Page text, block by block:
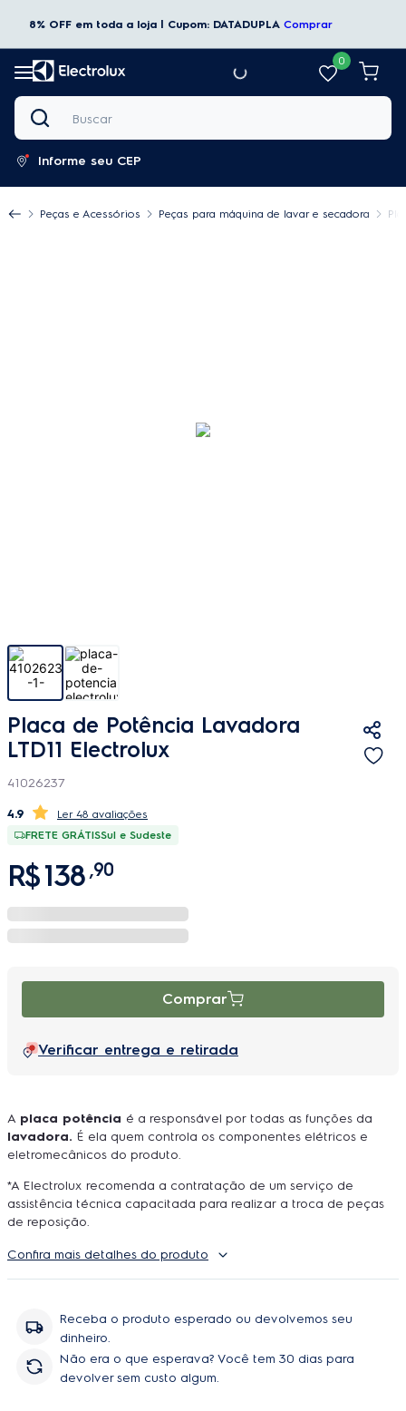
8% OFF em toda a loja | Cupom: DATADUPLA Comprar
0
Buscar
Informe seu CEP
Peças e Acessórios Peças para máquina de lavar e secadora
Placa de Potência Lavadora
LTD11 Electrolux
41026237
4.9
48 avaliações
FRETE GRÁTISSul e Sudeste
R$138 ,90
Comprar
Verificar entrega e retirada
A placa potência é a responsável por todas as funções da
lavadora. É ela quem controla os componentes elétricos e
eletromecânicos do produto.
*A Electrolux recomenda a contratação de um serviço de
assistência técnica capacitada para realizar a troca de peças
de reposição.
Confira mais detalhes do produto
Receba o produto esperado ou devolvemos seu
dinheiro.
Não era o que esperava? Você tem 30 dias para
devolver sem custo algum.